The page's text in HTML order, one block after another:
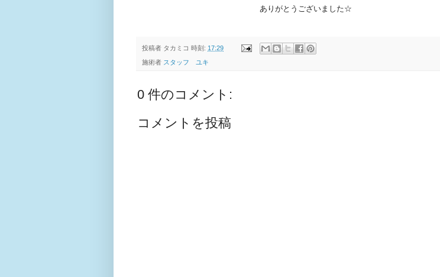
ありがとうございました☆
投稿者 タカミコ 時刻: 17:29
施術者 スタッフ ユキ
0 件のコメント:
コメントを投稿